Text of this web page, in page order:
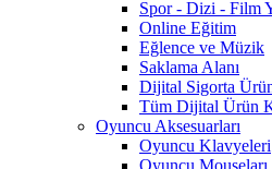
Spor - Dizi - Film
Online Eğitim
Eğlence ve Müzik
Saklama Alanı
Dijital Sigorta
Tüm Dijital Ürün
Oyuncu Aksesuarları
Oyuncu Klavyeleri
Oyuncu Mouseları